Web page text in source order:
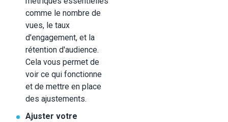
comme le nombre de
vues, le taux
d'engagement, et la
rétention d'audience.
Cela vous permet de
voir ce qui fonctionne
et de mettre en place
des ajustements.
Ajuster votre